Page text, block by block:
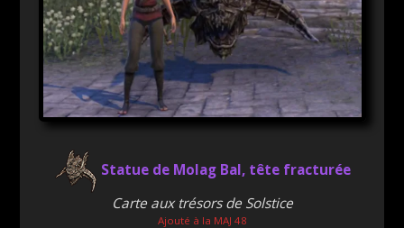
Statue de Molag Bal, tête fracturée
Carte aux trésors de Solstice
Ajouté à la MAJ 48